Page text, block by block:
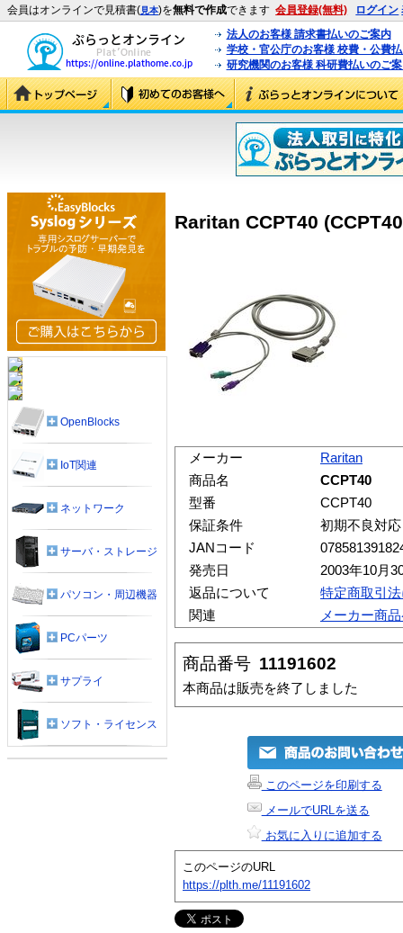
会員はオンラインで見積書(見本)を無料で作成できます 会員登録(無料) ログイン
法人のお客様 請求書払いのご案内
学校・官公庁のお客様 校費・公費
研究機関のお客様 科研費払いのご
Raritan CCPT40
メーカー
Raritan
商品名
CCPT40
型番
CCPT40
保証条件
初期不良対
JANコード
発売日
2003年10月
返品について
特定商取引
関連
メーカー商
商品番号 11191602
本商品は販売を終了しました
このページを印刷する
メールでURLを送る
お気に入りに追加する
このページのURL
https://plth.me/11191602
OpenBlocks
IoT関連
ネットワーク
サーバ・ストレージ
パソコン・周辺機器
PCパーツ
サプライ
ソフト・ライセンス